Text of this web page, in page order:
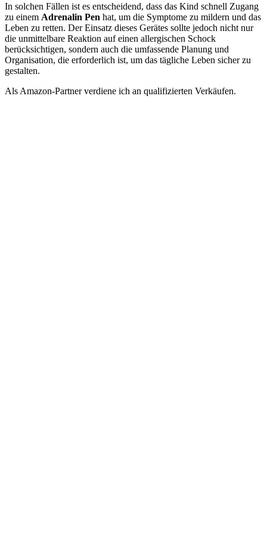
In solchen Fällen ist es entscheidend, dass das Kind schnell Zugang
zu einem Adrenalin Pen hat, um die Symptome zu mildern und das
Leben zu retten. Der Einsatz dieses Gerätes sollte jedoch nicht nur
die unmittelbare Reaktion auf einen allergischen Schock
berücksichtigen, sondern auch die umfassende Planung und
Organisation, die erforderlich ist, um das tägliche Leben sicher zu
gestalten.
Als Amazon-Partner verdiene ich an qualifizierten Verkäufen.